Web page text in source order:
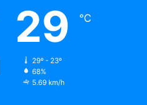
29 ℃
29º - 23º
68%
5.69 km/h